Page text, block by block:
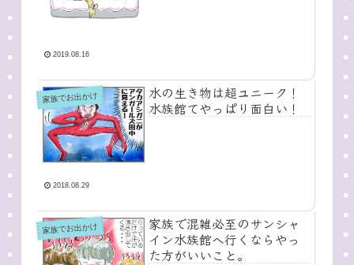
2019.08.16
家族でお出かけ
水の生き物は超ユニーク！
水族館てやっぱり面白い！
2018.08.29
家族でお出かけ
家族で混雑必至のサンシャ
イン水族館へ行くならやっ
た方がいいこと。